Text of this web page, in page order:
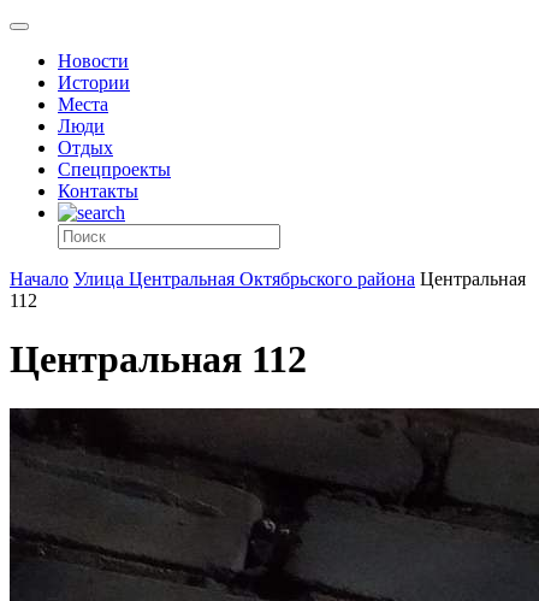
Новости
Истории
Места
Люди
Отдых
Спецпроекты
Контакты
Начало Улица Центральная Октябрьского района Центральная
112
Центральная 112